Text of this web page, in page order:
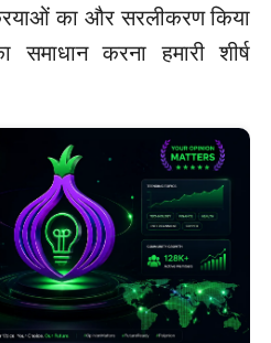
का और सरलीकरण किया
करना हमारी शीर्ष